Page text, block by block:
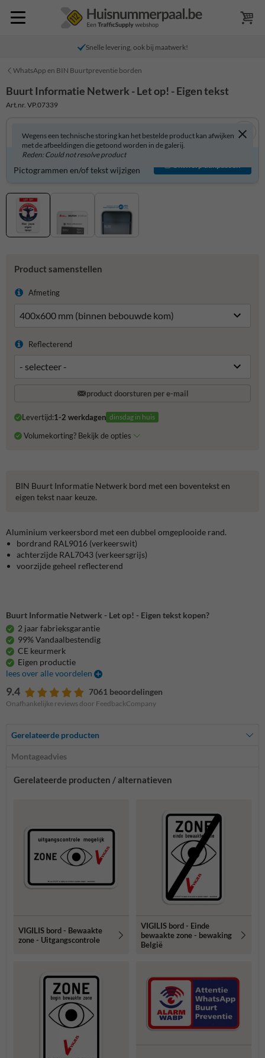
Snelle levering, ook bij maatwerk!
WhatsApp en BIN Buurtpreventie borden
Buurt Informatie Netwerk - Let op! - Eigen tekst
Art.nr. VP.07339
Wegens een technische storing kan het bestelde product kan afwijken
met de afbeeldingen die getoond worden in de galerij.
Reden: Could not resolve product
Product zelf aanpassen?
Pictogrammen en/of tekst wijzigen
Ontwerp aanpassen
Product samenstellen
Afmeting
Reflecterend
product doorsturen per e-mail
Levertijd:1-2 werkdagen dinsdag in huis
Volumekorting? Bekijk de opties
BIN Buurt Informatie Netwerk bord met een boventekst en
eigen tekst naar keuze.
Aluminium verkeersbord met een dubbel omgeplooide rand.
bordrand RAL9016 (verkeerswit)
achterzijde RAL7043 (verkeersgrijs)
voorzijde geheel reflecterend
Buurt Informatie Netwerk - Let op! - Eigen tekst kopen?
2 jaar fabrieksgarantie
99% Vandaalbestendig
CE keurmerk
Eigen productie
lees over alle voordelen
9.4 7061 beoordelingen
Onafhankelijke reviews door FeedbackCompany
Gerelateerde producten
Montageadvies
Gerelateerde producten / alternatieven
VIGILIS bord - Bewaakte
zone - Uitgangscontrole
VIGILIS bord - Einde
bewaakte zone - bewaking
België